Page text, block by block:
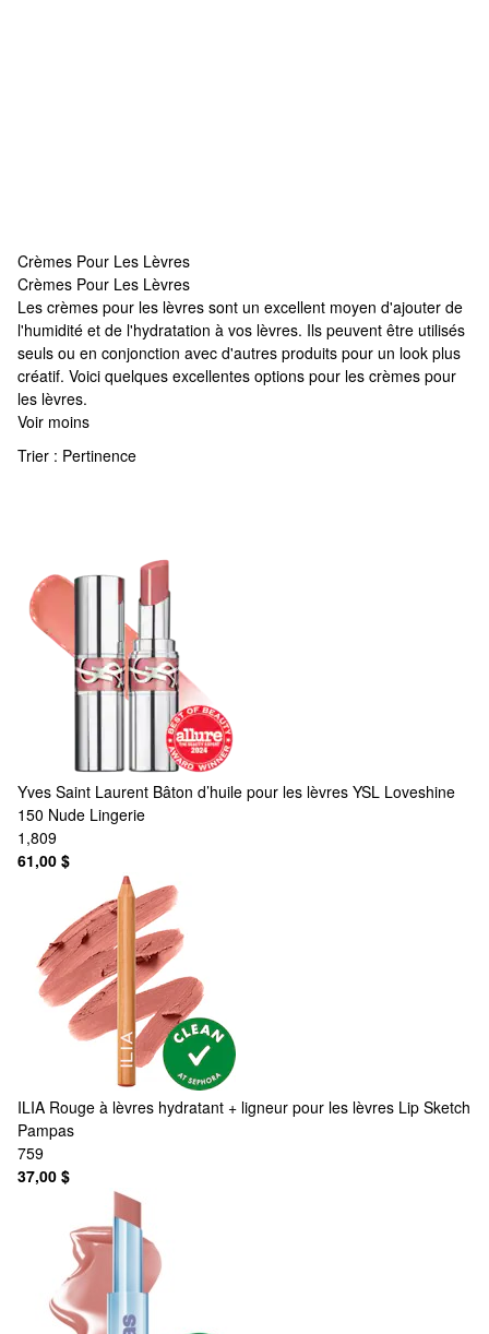
Crèmes Pour Les Lèvres
Crèmes Pour Les Lèvres
Crèmes Pour Les Lèvres
Les crèmes pour les lèvres sont un excellent moyen d'ajouter de
l'humidité et de l'hydratation à vos lèvres. Ils peuvent être utilisés
seuls ou en conjonction avec d'autres produits pour un look plus
créatif. Voici quelques excellentes options pour les crèmes pour
les lèvres.
Voir moins
Trier : Pertinence
Yves Saint Laurent Bâton d’huile pour les lèvres YSL Loveshine
150 Nude Lingerie
1,809
61,00 $
ILIA Rouge à lèvres hydratant + ligneur pour les lèvres Lip Sketch
Pampas
759
37,00 $